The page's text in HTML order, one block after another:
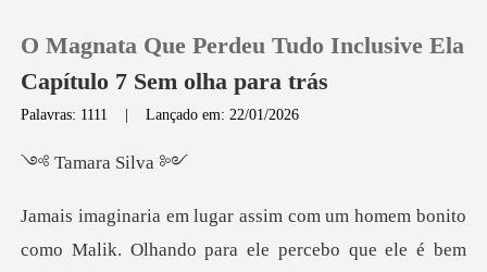
Loja
O Magnata Que Perdeu Tudo Inclusive Ela
Capítulo 7 Sem olha para trás
Palavras: 1111 |Lançado em: 22/01/2026
ara S
percebo que ele é bem